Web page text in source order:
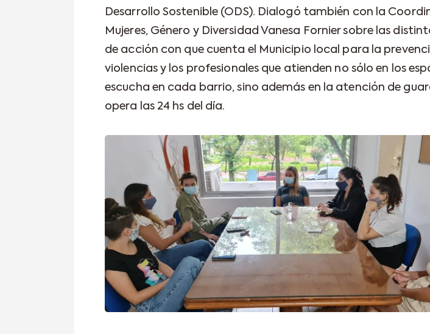
Desarrollo Sostenible (ODS). Dialogó también con la
Mujeres, Género y Diversidad Vanesa Fornier sobre las
de acción con que cuenta el Municipio local para la
violencias y los profesionales que atienden no sólo en los
escucha en cada barrio, sino además en la atención de
opera las 24 hs del día.